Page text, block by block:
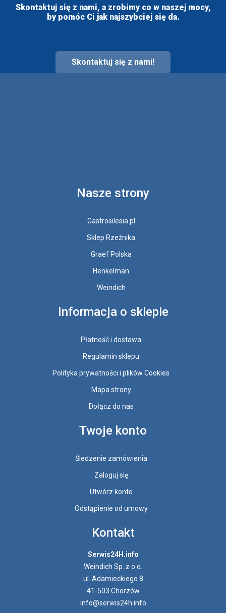
Skontaktuj się z nami, a zrobimy co w naszej mocy,
by pomóc Ci jak najszybciej się da.
Skontaktuj się z nami!
Nasze strony
Gastrosilesia.pl
Sklep Rzeźnika
Graef Polska
Henkelman
Weindich
Informacja o sklepie
Płatność i dostawa
Regulamin sklepu
Polityka prywatności i plików Cookies
Mapa strony
Dołącz do nas
Twoje konto
Śledzenie zamówienia
Zaloguj się
Utwórz konto
Odstąpienie od umowy
Kontakt
Serwis24H.info
Weindich Sp. z o.o.
ul. Adamieckiego 8
41-503 Chorzów
info@serwis24h.info